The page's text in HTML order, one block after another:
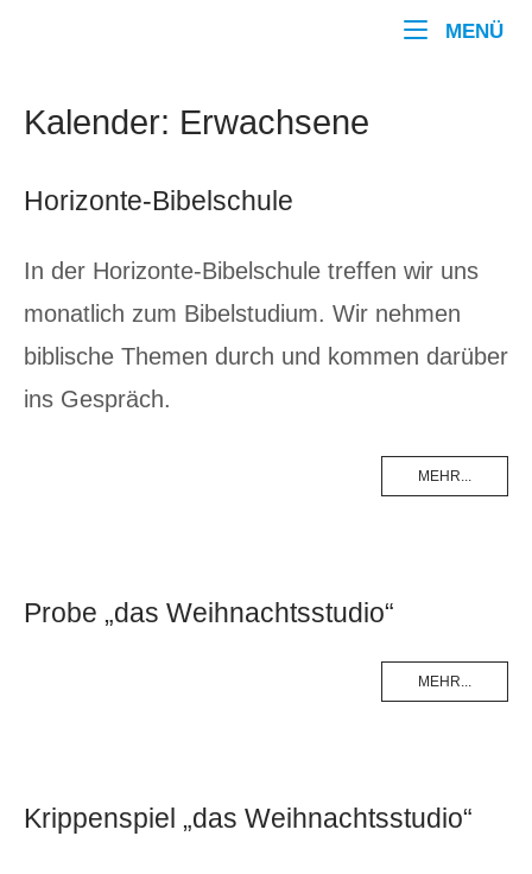
MENÜ
Kalender: Erwachsene
Horizonte-Bibelschule
In der Horizonte-Bibelschule treffen wir uns
monatlich zum Bibelstudium. Wir nehmen
biblische Themen durch und kommen darüber
ins Gespräch.
MEHR...
Probe „das Weihnachtsstudio“
MEHR...
Krippenspiel „das Weihnachtsstudio“